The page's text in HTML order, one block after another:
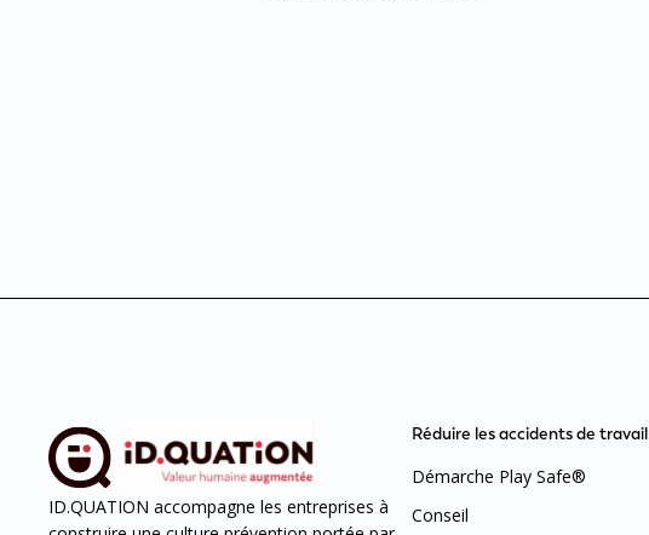
ID.QUATION accompagne les entreprises à
Réduire les accidents de travail
Démarche Play Safe®
Conseil